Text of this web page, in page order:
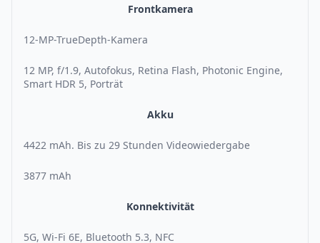
Frontkamera
12-MP-TrueDepth-Kamera
12 MP, f/1.9, Autofokus, Retina Flash, Photonic Engine,
Smart HDR 5, Porträt
Akku
4422 mAh. Bis zu 29 Stunden Videowiedergabe
3877 mAh
Konnektivität
5G, Wi-Fi 6E, Bluetooth 5.3, NFC